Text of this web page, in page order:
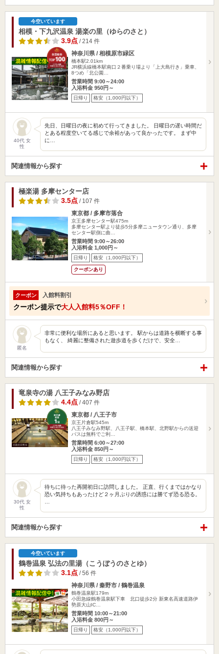
今空いています
相模・下九沢温泉 湯楽の里（ゆらのさと）
3.9点 / 214 件
神奈川県 / 相模原市緑区
橋本駅2.01km
JR横浜線橋本駅南口２番乗り場より「上大島行き」乗車、
8つめ「北公園…
営業時間 9:00～24:00
入浴料金 950円～
日帰り 格安（1,000円以下）
40代 女
性
先日、日曜日の夜に初めて行ってきました。 日曜日の遅い時間だ
とある程度空いてる感じで余裕があって良かったです。 まず中
に…
関連情報から探す
極楽湯 多摩センター店
3.5点 / 107 件
東京都 / 多摩市落合
京王多摩センター駅475m
多摩センター駅より徒歩5分多摩ニュータウン通り、多摩
センター駅側に曲…
営業時間 9:00～26:00
入浴料金 1,000円～
日帰り 格安（1,000円以下）
クーポンあり
クーポン 入館料割引
クーポン提示で大人入館料5％OFF！
匿名
非常に便利な場所にあると思います。 駅からは道路を横断する事
もなく、 綺麗に整備された遊歩道を歩くだけで、安全…
関連情報から探す
竜泉寺の湯 八王子みなみ野店
4.4点 / 407 件
東京都 / 八王子市
京王片倉駅545m
八王子みなみ野駅、八王子駅、橋本駅、北野駅からの送迎
バスは無料でご利…
営業時間 6:00～27:00
入浴料金 850円～
日帰り 格安（1,000円以下）
30代 女
性
待ちに待った再開初日に訪問しました。 正直、行くまではかなり
恐い気持ちもあったけど２ヶ月ぶりの誘惑には勝てず恐る恐る。
関連情報から探す
今空いています
鶴巻温泉 弘法の里湯（こうぼうのさとゆ）
3.1点 / 56 件
神奈川県 / 秦野市 / 鶴巻温泉
鶴巻温泉駅179m
小田急線鶴巻温泉駅下車 北口徒歩2分 新東名高速道路伊
勢原大山IC…
営業時間 10:00～21:00
入浴料金 800円～
日帰り 格安（1,000円以下）